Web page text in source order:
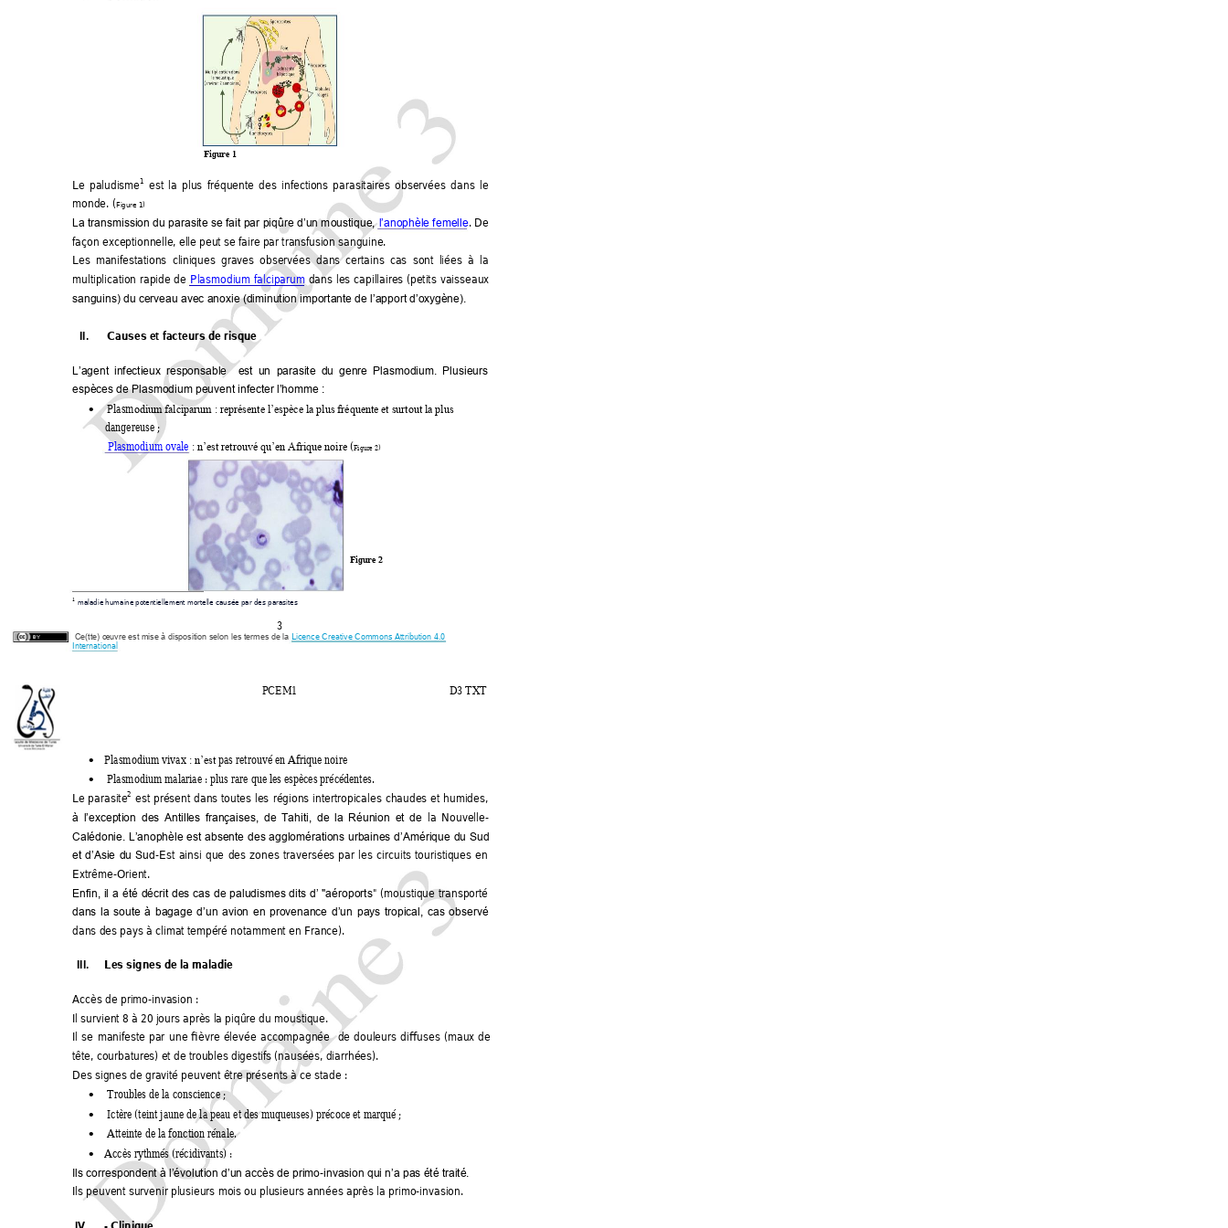
3
Ce(tte) œuvre est mise à disposition selon les termes de la Licence Creative Commons Attribution 4.0
International
Le paludisme1 est la plus fréquente des infections parasitaires observées dans le
monde. (Figure 1)
La transmission du parasite se fait par piqûre d’un moustique, l’anophèle femelle. De
façon exceptionnelle, elle peut se faire par transfusion sanguine.
Les manifestations cliniques graves observées dans certains cas sont liées à  la
multiplication rapide de Plasmodium falciparum dans les capillaires (petits vaisseaux
sanguins) du cerveau avec anoxie (diminution importante de l’apport d’oxygène).
II. Causes et facteurs de risque
L’agent  infectieux responsable
  est
un  parasite du genre Plasmodium.
Plusieurs
espèces de Plasmodium peuvent infecter l’homme :
 Plasmodium falciparum : représente l’espèce la plus fréquente et surtout la plus
dangereuse ;
Plasmodium ovale : n’est retrouvé qu’en Afrique noire (Figure 2)
1 maladie humaine potentiellement mortelle causée par des parasites
Figure 1
Figure 2
PCEM1 D3 TXT
 Plasmodium vivax : n’est pas retrouvé en Afrique noire
 Plasmodium malariae : plus rare que les espèces précédentes.
Le parasite2 est présent dans toutes les régions intertropicales chaudes et humides,
à l’exception des Antilles françaises, de Tahiti, de la Réunion et de la Nouvelle-
Calédonie. L’anophèle est absente des agglomérations urbaines d’Amérique du Sud
et d’Asie du Sud-Est ainsi que des zones traversées par les circuits touristiques en
Extrême-Orient.
Enfin, il a été décrit des cas de paludismes dits d’ "aéroports" (moustique transporté
dans la soute à bagage d’un avion en provenance d’un pays tropical, cas observé
dans des pays à climat tempéré notamment en France).
III. Les signes de la maladie
Accès de primo-invasion :
Il survient 8 à 20 jours après la piqûre du moustique.
Il se manifeste par une fièvre élevée accompagnée de douleurs diffuses (maux de
tête, courbatures) et de troubles digestifs (nausées, diarrhées).
Des signes de gravité peuvent être présents à ce stade :
 Troubles de la conscience ;
 Ictère (teint jaune de la peau et des muqueuses) précoce et marqué ;
 Atteinte de la fonction rénale.
 Accès rythmés (récidivants) :
Ils correspondent à l’évolution d’un accès de primo-invasion qui n’a pas été traité.
Ils peuvent survenir plusieurs mois ou plusieurs années après la primo-invasion.